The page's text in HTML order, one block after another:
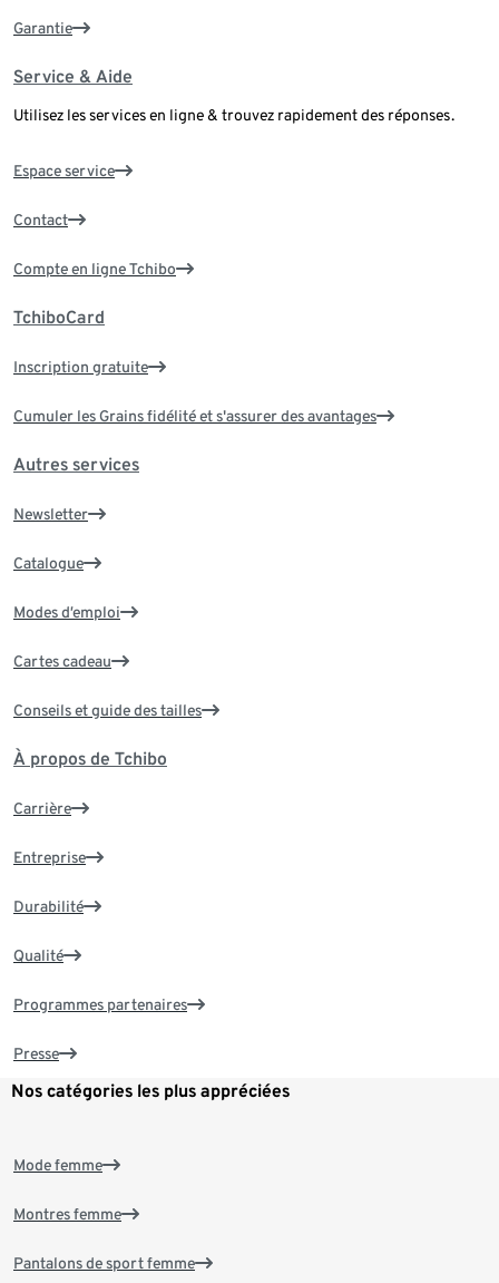
Garantie
Service & Aide
Utilisez les services en ligne & trouvez rapidement des réponses.
Espace service
Contact
Compte en ligne Tchibo
TchiboCard
Inscription gratuite
Cumuler les Grains fidélité et s'assurer des avantages
Autres services
Newsletter
Catalogue
Modes d’emploi
Cartes cadeau
Conseils et guide des tailles
À propos de Tchibo
Carrière
Entreprise
Durabilité
Qualité
Programmes partenaires
Presse
Nos catégories les plus appréciées
Mode femme
Montres femme
Pantalons de sport femme